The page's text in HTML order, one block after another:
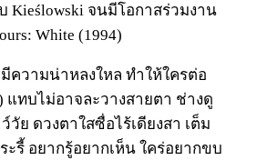
Kieślowski จนมีโอกาสร่วมงาน
White (1994)
ความน่าหลงใหล ทำให้ใครต่อ
แทบไม่อาจละวางสายตา ช่างดู
วัย ดวงตาใสซื่อไร้เดียงสา เต็ม
ะรี้ อยากรู้อยากเห็น ใคร่อยากขบ